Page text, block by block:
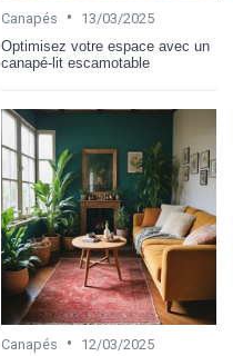
Canapés •
13/03/2025
Optimisez votre espace avec un
canapé-lit escamotable
Canapés •
12/03/2025